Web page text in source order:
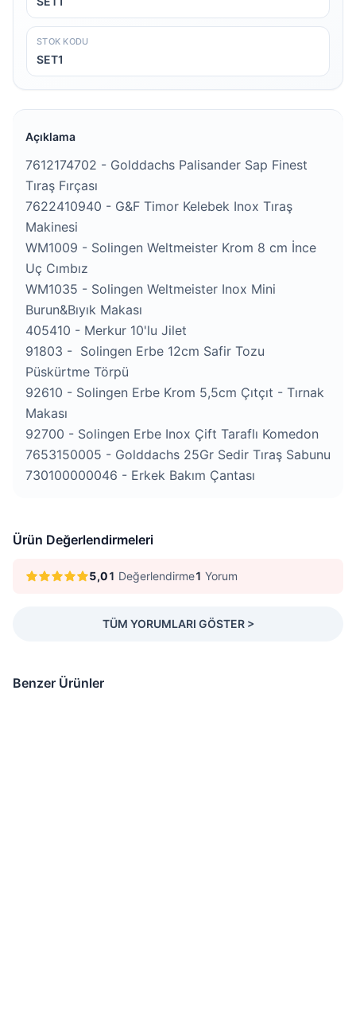
STOK KODU
SET1
Açıklama
7612174702 - Golddachs Palisander Sap Finest
Tıraş Fırçası
7622410940 - G&F Timor Kelebek Inox Tıraş
Makinesi
WM1009 - Solingen Weltmeister Krom 8 cm İnce
Uç Cımbız
WM1035 - Solingen Weltmeister Inox Mini
Burun&Bıyık Makası
405410 - Merkur 10'lu Jilet
91803 -  Solingen Erbe 12cm Safir Tozu
Püskürtme Törpü
92610 - Solingen Erbe Krom 5,5cm Çıtçıt - Tırnak
Makası
92700 - Solingen Erbe Inox Çift Taraflı Komedon
7653150005 - Golddachs 25Gr Sedir Tıraş Sabunu
730100000046 - Erkek Bakım Çantası
Ürün Değerlendirmeleri
5,01 Değerlendirme1 Yorum
TÜM YORUMLARI GÖSTER >
Benzer Ürünler